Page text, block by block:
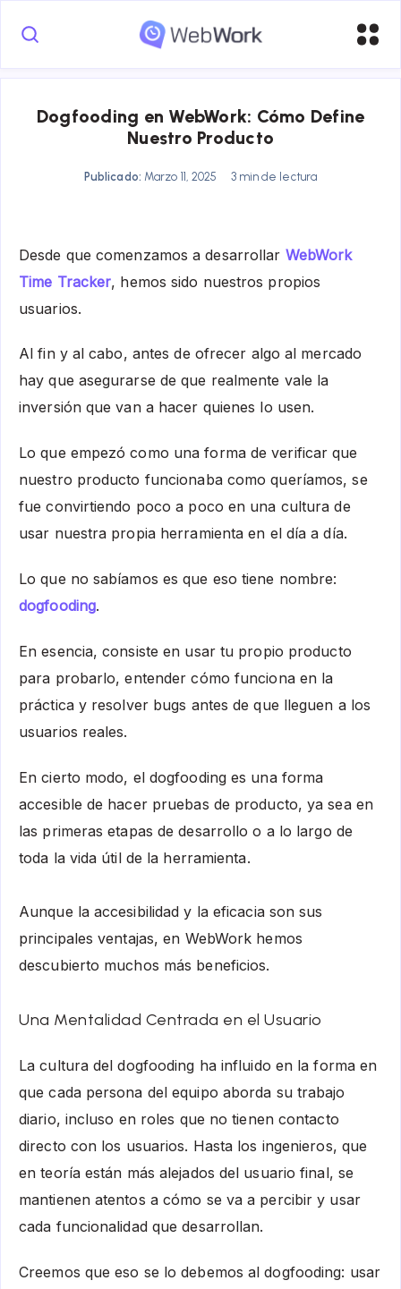
Dogfooding en WebWork: Cómo Define
Nuestro Producto
Publicado: Marzo 11, 2025 3 min de lectura
Desde que comenzamos a desarrollar WebWork
Time Tracker, hemos sido nuestros propios
usuarios.
Al fin y al cabo, antes de ofrecer algo al mercado
hay que asegurarse de que realmente vale la
inversión que van a hacer quienes lo usen.
Lo que empezó como una forma de verificar que
nuestro producto funcionaba como queríamos, se
fue convirtiendo poco a poco en una cultura de
usar nuestra propia herramienta en el día a día.
Lo que no sabíamos es que eso tiene nombre:
dogfooding.
En esencia, consiste en usar tu propio producto
para probarlo, entender cómo funciona en la
práctica y resolver bugs antes de que lleguen a los
usuarios reales.
En cierto modo, el dogfooding es una forma
accesible de hacer pruebas de producto, ya sea en
las primeras etapas de desarrollo o a lo largo de
toda la vida útil de la herramienta.
Aunque la accesibilidad y la eficacia son sus
principales ventajas, en WebWork hemos
descubierto muchos más beneficios.
Una Mentalidad Centrada en el Usuario
La cultura del dogfooding ha influido en la forma en
que cada persona del equipo aborda su trabajo
diario, incluso en roles que no tienen contacto
directo con los usuarios. Hasta los ingenieros, que
en teoría están más alejados del usuario final, se
mantienen atentos a cómo se va a percibir y usar
cada funcionalidad que desarrollan.
Creemos que eso se lo debemos al dogfooding: usar